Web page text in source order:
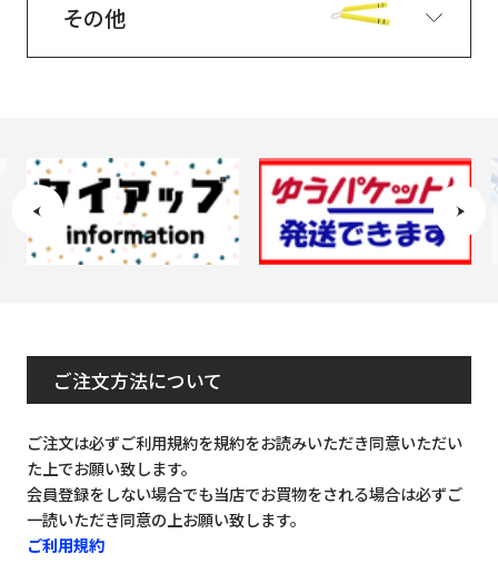
その他
ご注文方法について
ご注文は必ずご利用規約を規約をお読みいただき同意いただい
た上でお願い致します。
会員登録をしない場合でも当店でお買物をされる場合は必ずご
一読いただき同意の上お願い致します。
ご利用規約